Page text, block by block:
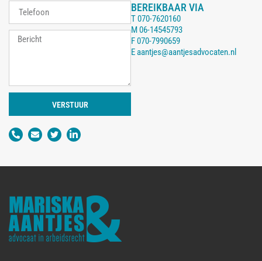
VERSTUUR
BEREIKBAAR VIA
T070-7620160
M06-14545793
F070-7990659
Eaantjes@aantjesadvocaten.nl